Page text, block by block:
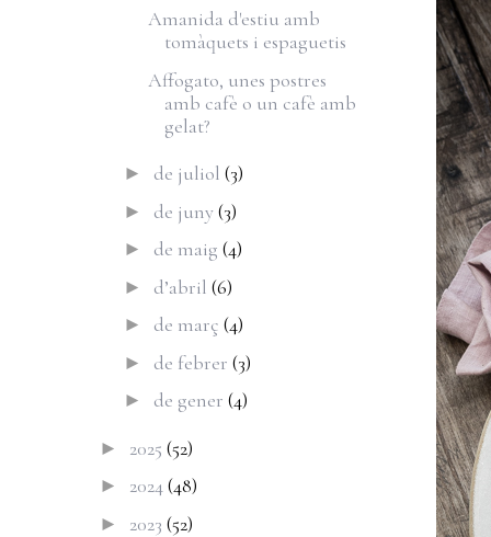
Amanida d'estiu amb
tomàquets i espaguetis
Affogato, unes postres
amb cafè o un cafè amb
gelat?
► de juliol (3)
► de juny(3)
► de maig (4)
► d’abril (6)
► de març (4)
► de febrer (3)
► de gener (4)
► 2025 (52)
► 2024(48)
► 2023 (52)